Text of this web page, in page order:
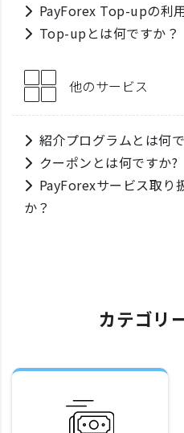
PayForex Top-upの利
Top-upとは何ですか？
他のサービス
紹介プログラムとは何
クーポンとは何ですか?
PayForexサービス取り
か？
カテゴリ